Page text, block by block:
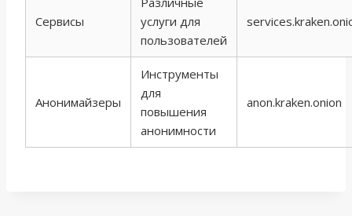
Сервисы
услуги для
пользователей
Анонимайзеры
Инструменты
для
повышения
анонимности
anon.kraken.onion